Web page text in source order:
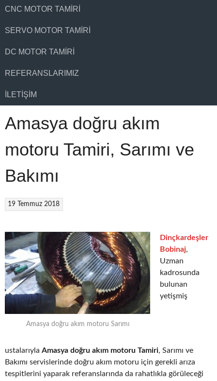
CNC MOTOR TAMIRI
SERVO MOTOR TAMIRI
DC MOTOR TAMIRI
REFERANSLARIMIZ
İLETIŞIM
Amasya doğru akım
motoru Tamiri, Sarımı ve
Bakımı
19 Temmuz 2018
Amasya doğru akım motoru Sarımı
Dinçkardeşler
Bobinaj,
Uzman
kadrosunda
bulunan
yetişmiş
ustalarıyla Amasya doğru akım motoru Tamiri, Sarımı ve
Bakımı servislerinde doğru akım motoru için gerekli arıza
tespitlerini yaparak referanslarında da rahatlıkla görüleceği